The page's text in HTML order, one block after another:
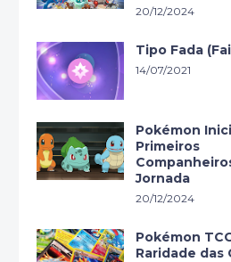
20/12/2024
Tipo Fada
14/07/2021
Pokémon
Primeiros
Jornada
20/12/2024
Pokémon
Raridade das